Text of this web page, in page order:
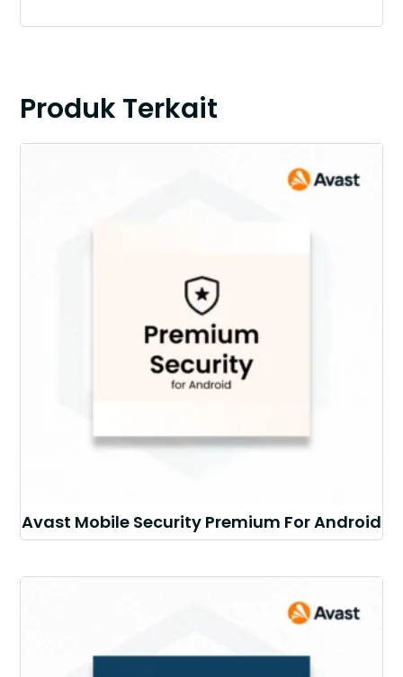
Produk Terkait
Avast Mobile Security Premium For Android